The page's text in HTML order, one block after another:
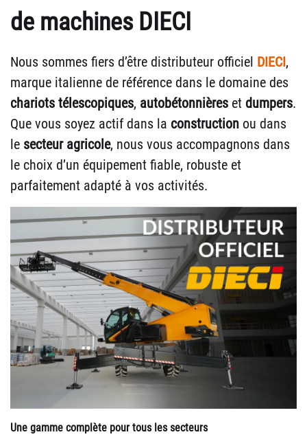
de machines DIECI
Nous sommes fiers d’être distributeur officiel DIECI,
marque italienne de référence dans le domaine des
chariots télescopiques, autobétonnières et dumpers.
Que vous soyez actif dans la construction ou dans
le secteur agricole, nous vous accompagnons dans
le choix d’un équipement fiable, robuste et
parfaitement adapté à vos activités.
Une gamme complète pour tous les secteurs